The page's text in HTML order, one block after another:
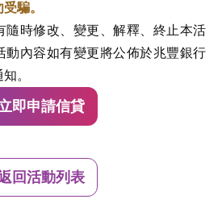
騙。
隨時修改、變更、解釋、終止本活
動內容如有變更將公佈於兆豐銀行
。
即申請信貸
回活動列表